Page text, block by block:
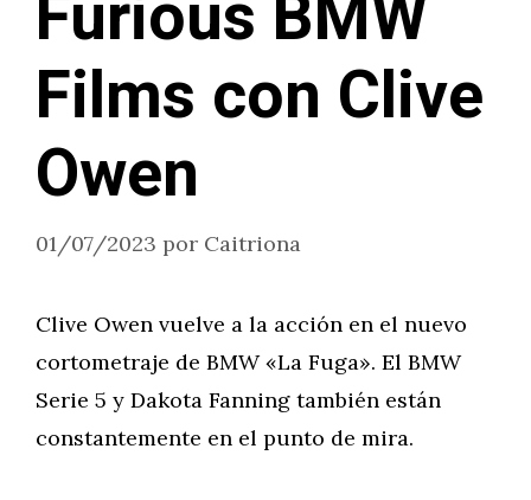
Films con Clive
Owen
01/07/2023 por Caitriona
Clive Owen vuelve a la acción en el nuevo
cortometraje de BMW «La Fuga». El BMW
Serie 5 y Dakota Fanning también están
constantemente en el punto de mira.